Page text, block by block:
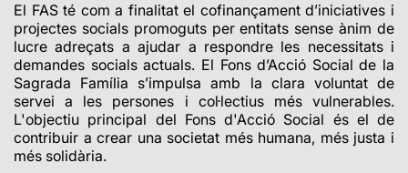
El FAS té com a finalitat el cofinançament d’iniciatives i
projectes socials promoguts per entitats sense ànim de
lucre adreçats a ajudar a respondre les necessitats i
demandes socials actuals. El Fons d’Acció Social de la
Sagrada Família s’impulsa amb la clara voluntat de
servei a les persones i col·lectius més vulnerables.
L'objectiu principal del Fons d'Acció Social és el de
contribuir a crear una societat més humana, més justa i
més solidària.